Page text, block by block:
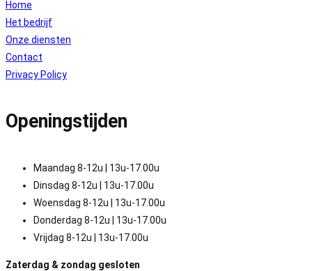
Home
Het bedrijf
Onze diensten
Contact
Privacy Policy
Openingstijden
Maandag 8-12u | 13u-17.00u
Dinsdag 8-12u | 13u-17.00u
Woensdag 8-12u | 13u-17.00u
Donderdag 8-12u | 13u-17.00u
Vrijdag 8-12u | 13u-17.00u
Zaterdag & zondag gesloten